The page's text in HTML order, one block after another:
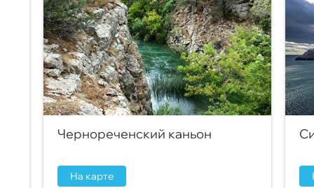
Чернореченский каньон
На карте